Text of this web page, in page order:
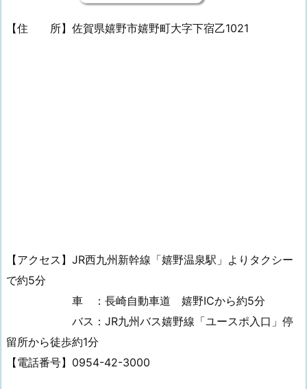
【住 所】佐賀県嬉野市嬉野町大字下宿乙1021
【アクセス】JR西九州新幹線「嬉野温泉駅」よりタクシー
で約5分
車 ：長崎自動車道 嬉野ICから約5分
バス：JR九州バス嬉野線「ユースポ入口」停
留所から徒歩約1分
【電話番号】0954-42-3000